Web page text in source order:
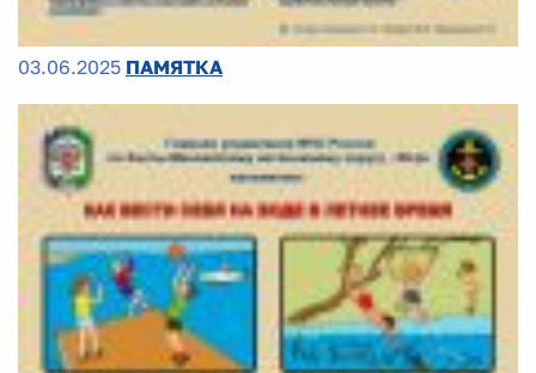
03.06.2025 ПАМЯТКА